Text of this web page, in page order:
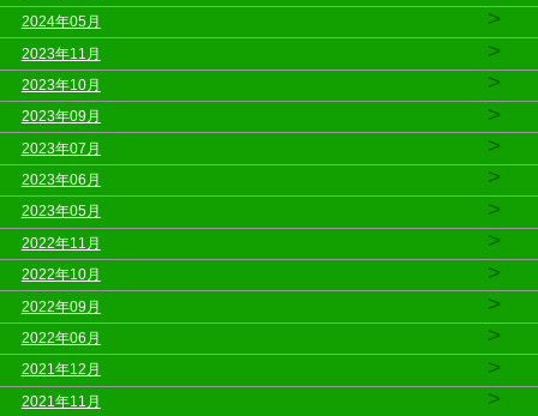
2024年05月 >
2023年11月 >
2023年10月 >
2023年09月 >
2023年07月 >
2023年06月 >
2023年05月 >
2022年11月 >
2022年10月 >
2022年09月 >
2022年06月 >
2021年12月 >
2021年11月 >